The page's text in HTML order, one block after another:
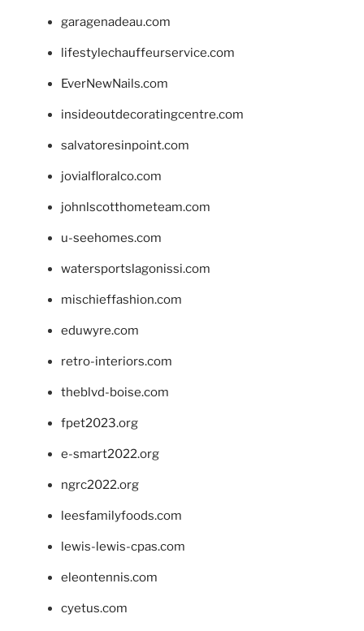
garagenadeau.com
lifestylechauffeurservice.com
EverNewNails.com
insideoutdecoratingcentre.com
salvatoresinpoint.com
jovialfloralco.com
johnlscotthometeam.com
u-seehomes.com
watersportslagonissi.com
mischieffashion.com
eduwyre.com
retro-interiors.com
theblvd-boise.com
fpet2023.org
e-smart2022.org
ngrc2022.org
leesfamilyfoods.com
lewis-lewis-cpas.com
eleontennis.com
cyetus.com